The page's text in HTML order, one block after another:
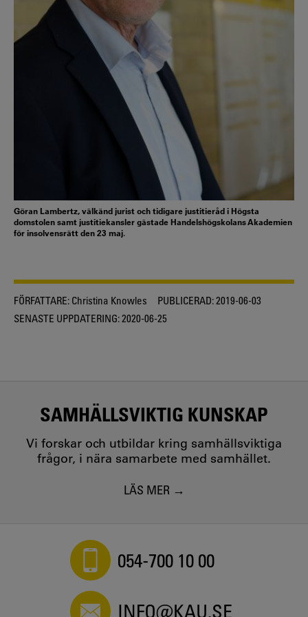
Göran Lambertz, välkänd jurist och tidigare justitieråd i Högsta
domstolen samt justitiekansler gästade Handelshögskolans Akademien
för insolvensrätt den 23 maj.
FÖRFATTARE: Christina Knowles PUBLICERAD:2019-06-03
SENASTE UPPDATERING:2020-06-25
SAMHÄLLSVIKTIG KUNSKAP
Vi forskar och utbildar kring samhällsviktiga
frågor, i nära samarbete med samhället.
LÄS MER
054-700 10 00
INFO@KAU.SE